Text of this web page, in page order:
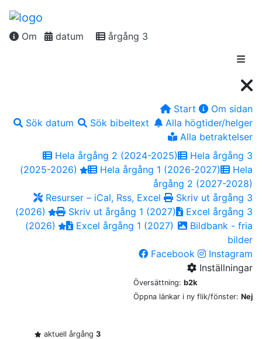
Om datum årgång 3
Start
Om sidan
Sök datum
Sök bibeltext
Alla högtider/helger
Alla betraktelser
Hela årgång 2 (2024-2025)
Hela årgång 3
(2025-2026)
Hela årgång 1 (2026-2027)
Hela
årgång 2 (2027-2028)
Resurser – iCal, Rss, Excel
Skriv ut årgång 3
(2026)
Skriv ut årgång 1 (2027)
Excel årgång 3
(2026)
Excel årgång 1 (2027)
Bildbank - fria
bilder
Facebook
Instagram
Inställningar
Översättning: b2k
Öppna länkar i ny flik/fönster: Nej
aktuell årgång 3